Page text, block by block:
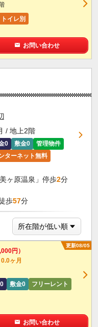
イレ別
お問い合わせ
/ 地上2階
0 敷金0
管理物件
ターネット無料
ヶ原温泉」停歩2分
歩57分
更新08/05
円）
0.0ヶ月
敷金0
フリーレント
お問い合わせ